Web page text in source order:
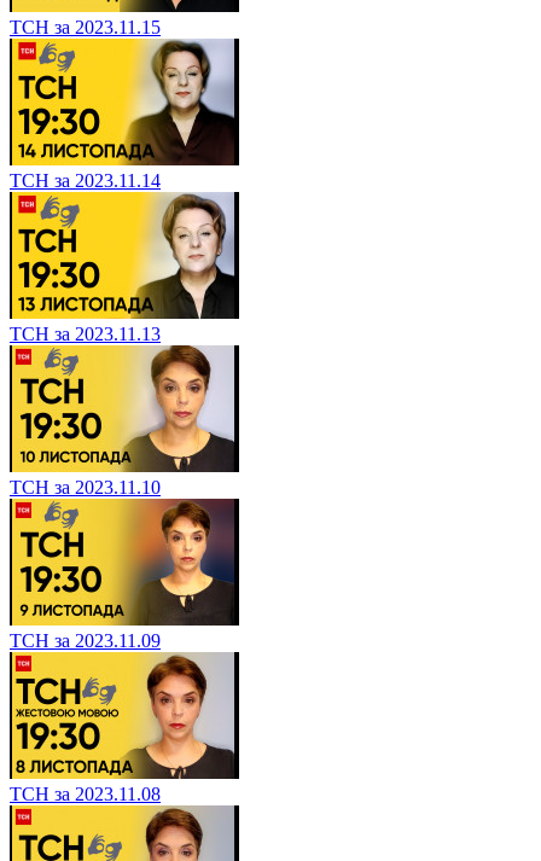
ТСН за 2023.11.15
ТСН за 2023.11.14
ТСН за 2023.11.13
ТСН за 2023.11.10
ТСН за 2023.11.09
ТСН за 2023.11.08